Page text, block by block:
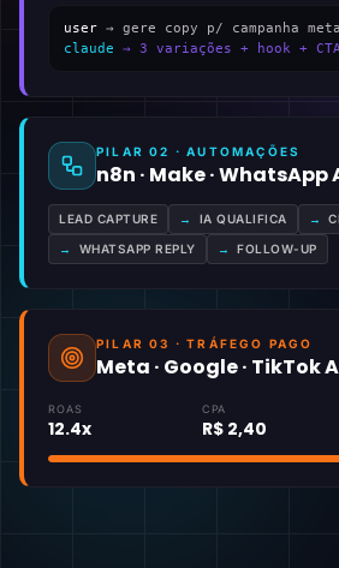
user → gere copy p/ campanha
claude → 3 variações + hook +
PILAR 02 · AUTOMAÇÕES
n8n · Make · WhatsApp
LEAD CAPTURE → IA QUALIFICA →
→ WHATSAPP REPLY → FOLLOW-UP
PILAR 03 · TRÁFEGO PAGO
Meta · Google · TikTok
ROAS
12.4x
CPA
R$ 2,40